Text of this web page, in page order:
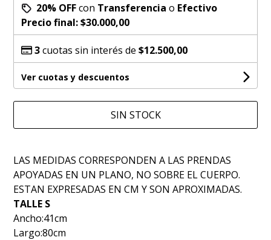
20% OFFcon Transferencia o Efectivo
Precio final:$30.000,00
3cuotas sin interés de$12.500,00
Ver cuotas y descuentos
SIN STOCK
LAS MEDIDAS CORRESPONDEN A LAS PRENDAS
APOYADAS EN UN PLANO, NO SOBRE EL CUERPO.
ESTAN EXPRESADAS EN CM Y SON APROXIMADAS.
TALLE S
Ancho:41cm
Largo:80cm